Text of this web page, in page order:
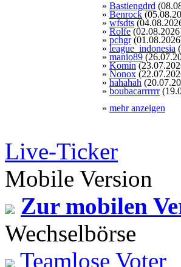
» Bastiengdrd
» Benrock
» wfsdts
» Rolfe
» pchgr
» league_indonesia
» manio89
» Komin
» Nonox
» hahahah
» boubacarrrrrr
» mehr anzeigen
Live-Ticker
Mobile Version
Zur mobilen
Wechselbörse
Teamlose Voter